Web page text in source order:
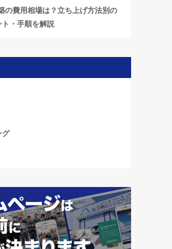
の費用相場は？立ち上げ方法別の
・手順を解説
グ